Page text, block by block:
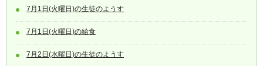
7月1日(火曜日)の生徒のようす
7月1日(火曜日)の給食
7月2日(水曜日)の生徒のようす